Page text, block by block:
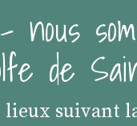
de
lieux suivant